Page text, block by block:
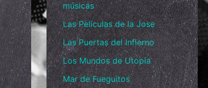
músicas
Las Películas de la Jose
Las Puertas del Infierno
Los Mundos de Utopía
Mar de Fueguitos